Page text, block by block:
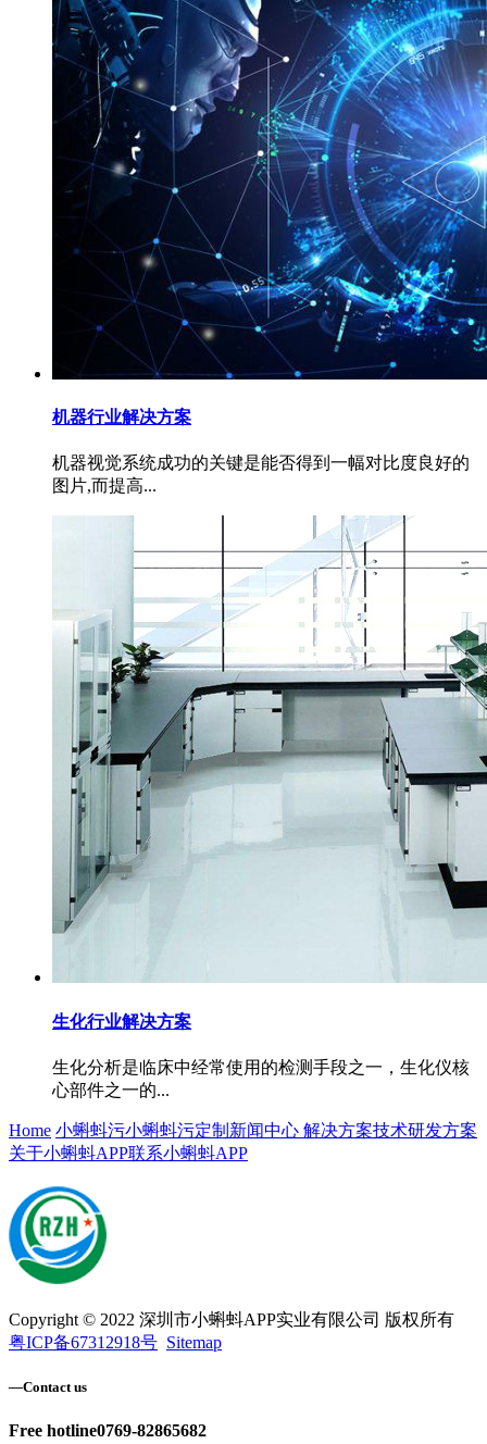
机器行业解决方案
机器视觉系统成功的关键是能否得到一幅对比度良好的
图片,而提高...
生化行业解决方案
生化分析是临床中经常使用的检测手段之一，生化仪核
心部件之一的...
Home 小蝌蚪污小蝌蚪污定制 新闻中心 解决方案技术研发方案
关于小蝌蚪APP联系小蝌蚪APP
Copyright © 2022 深圳市小蝌蚪APP实业有限公司 版权所有
粤ICP备67312918号 Sitemap
—Contact us
Free hotline0769-82865682